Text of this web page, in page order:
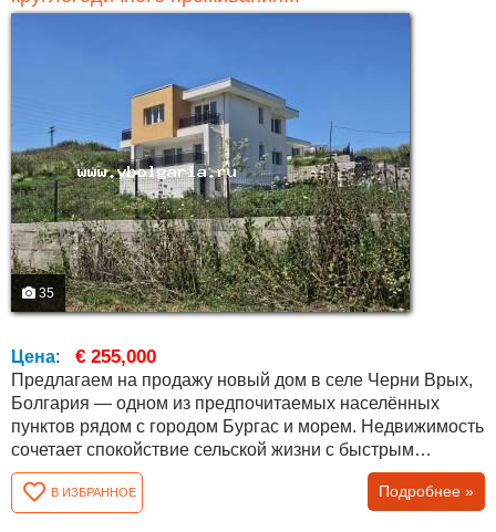
35
Цена: € 255,000
Предлагаем на продажу новый дом в селе Черни Врых,
Болгария — одном из предпочитаемых населённых
пунктов рядом с городом Бургас и морем. Недвижимость
сочетает спокойствие сельской жизни с быстрым
доступом к городу, аэропорту и побережью Чёрного
моря. Дом находится всего примерно в 10 км от Бургаса
и моря. Дом расположен на самостоятельном участке
В ИЗБРАННОЕ Подробнее »